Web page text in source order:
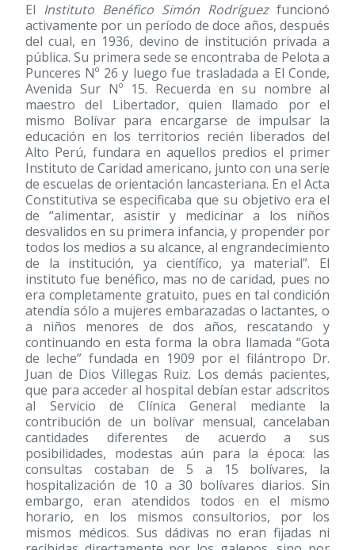
El Instituto Benéfico Simón Rodríguezfuncionó
activamente por un período de doce años, después
del cual, en 1936, devino de institución privada a
pública. Su primera sede se encontraba de Pelota a
Punceres Nº 26 y luego fue trasladada a El Conde,
Avenida Sur Nº 15. Recuerda en su nombre al
maestro del Libertador, quien llamado por el
mismo Bolívar para encargarse de impulsar la
educación en los territorios recién liberados del
Alto Perú, fundara en aquellos predios el primer
Instituto de Caridad americano, junto con una serie
de escuelas de orientación lancasteriana. En el Acta
Constitutiva se especificaba que su objetivo era el
de “alimentar, asistir y medicinar a los niños
desvalidos en su primera infancia, y propender por
todos los medios a su alcance, al engrandecimiento
de la institución, ya científico, ya material”. El
instituto fue benéfico, mas no de caridad, pues no
era completamente gratuito, pues en tal condición
atendía sólo a mujeres embarazadas o lactantes, o
a niños menores de dos años, rescatando y
continuando en esta forma la obra llamada “Gota
de leche” fundada en 1909 por el filántropo Dr.
Juan de Dios Villegas Ruiz. Los demás pacientes,
que para acceder al hospital debían estar adscritos
al Servicio de Clínica General mediante la
contribución de un bolívar mensual, cancelaban
cantidades diferentes de acuerdo a sus
posibilidades, modestas aún para la época: las
consultas costaban de 5 a 15 bolívares, la
hospitalización de 10 a 30 bolívares diarios. Sin
embargo, eran atendidos todos en el mismo
horario, en los mismos consultorios, por los
mismos médicos. Sus dádivas no eran fijadas ni